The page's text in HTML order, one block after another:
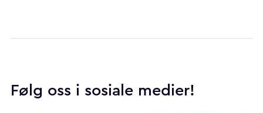
Følg oss i sosiale medier!